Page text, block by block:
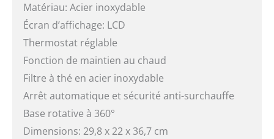
Matériau: Acier inoxydable
Écran d’affichage: LCD
Thermostat réglable
Fonction de maintien au chaud
Filtre à thé en acier inoxydable
Arrêt automatique et sécurité anti-surchauffe
Base rotative à 360°
Dimensions: 29,8 x 22 x 36,7 cm